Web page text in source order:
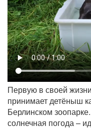
Первую в своей
принимает детёныш
Берлинском
солнечная погода –